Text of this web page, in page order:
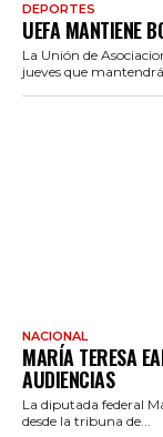
DEPORTES
UEFA MANTIENE
La Unión de
jueves que
NACIONAL
MARÍA TERESA
AUDIENCIAS
La diputada federal
desde la tribuna de...